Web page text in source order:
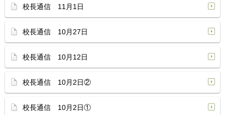
校長通信 11月1日
校長通信 10月27日
校長通信 10月12日
校長通信 10月2日②
校長通信 10月2日①